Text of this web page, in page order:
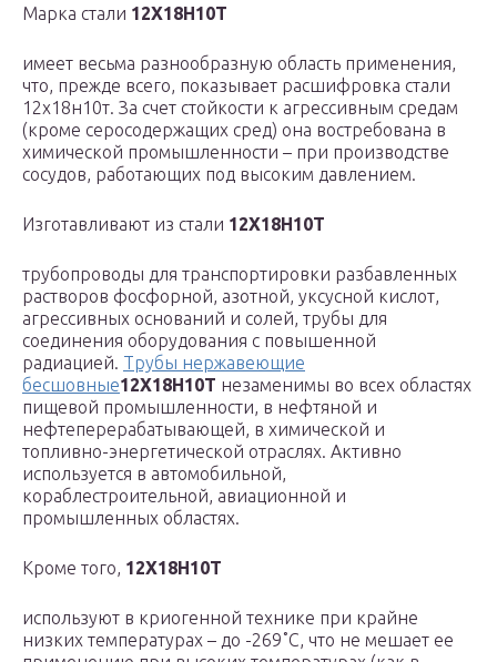
Марка стали 12Х18Н10Т
имеет весьма разнообразную область применения,
что, прежде всего, показывает расшифровка стали
12х18н10т. За счет стойкости к агрессивным средам
(кроме серосодержащих сред) она востребована в
химической промышленности – при производстве
сосудов, работающих под высоким давлением.
Изготавливают из стали 12Х18Н10Т
трубопроводы для транспортировки разбавленных
растворов фосфорной, азотной, уксусной кислот,
агрессивных оснований и солей, трубы для
соединения оборудования с повышенной
радиацией. Трубы нержавеющие
бесшовные12Х18Н10Т незаменимы во всех областях
пищевой промышленности, в нефтяной и
нефтеперерабатывающей, в химической и
топливно-энергетической отраслях. Активно
используется в автомобильной,
кораблестроительной, авиационной и
промышленных областях.
Кроме того, 12Х18Н10Т
используют в криогенной технике при крайне
низких температурах – до -269˚С, что не мешает ее